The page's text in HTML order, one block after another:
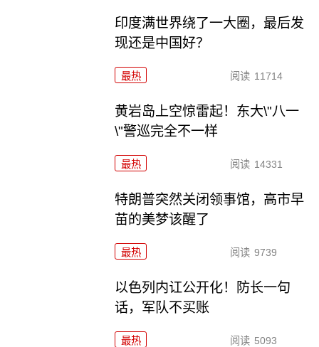
印度满世界绕了一大圈，最后发
现还是中国好？
最热 阅读 11714
黄岩岛上空惊雷起！东大\"八一
\"警巡完全不一样
最热 阅读 14331
特朗普突然关闭领事馆，高市早
苗的美梦该醒了
最热 阅读 9739
以色列内讧公开化！防长一句
话，军队不买账
最热 阅读 5093